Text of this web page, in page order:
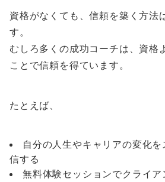
資格がなくても、信頼を築く方法
す。
むしろ多くの成功コーチは、資格
ことで信頼を得ています。
たとえば、
自分の人生やキャリアの変化
信する
無料体験セッションでクライア